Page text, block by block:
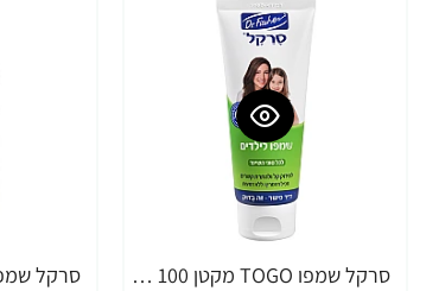
סרקל שמפו TOGO מקטן 100 מ"ל - ד"ר פישר